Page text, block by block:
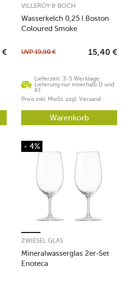
€
Wasserkelch 0,25 l Boston
Coloured Smoke
VILLEROY & BOCH
Lieferzeit: 3-5 Werktage.
Lieferung nur innerhalb D und
AT.
UVP19,90 € 15,40 €
Preis inkl. MwSt. zzgl. Versand
Warenkorb
- 4%
Mineralwasserglas 2er-Set
Enoteca
ZWIESEL GLAS